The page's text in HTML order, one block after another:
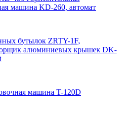
машина KD-260, автомат
бутылок ZRTY-1F,
алюминиевых крышек DK-
машина T-120D